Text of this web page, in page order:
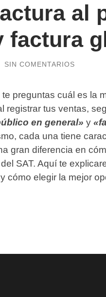
al
factura
SIN COMENTARIOS
preguntas cuál es la
registrar tus ventas,
en general» y
cada una tiene
gran diferencia en
SAT. Aquí te
cómo elegir la mejor